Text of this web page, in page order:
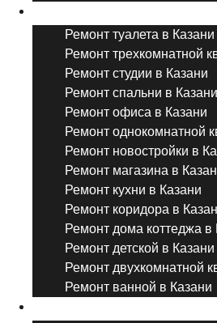
Ремонт туалета в Казани
Ремонт трехкомнатной
Ремонт студии в Казани
Ремонт спальни в Казани
Ремонт офиса в Казани
Ремонт однокомнатной
Ремонт новостройки в
Ремонт магазина в
Ремонт кухни в Казани
Ремонт коридора в
Ремонт дома коттеджа в
Ремонт детской в Казани
Ремонт двухкомнатной
Ремонт ванной в Казани